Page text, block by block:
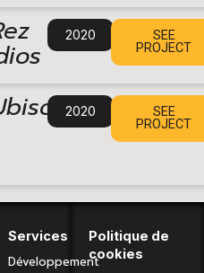
2020
SEE
PROJECT
2020
SEE
PROJECT
Services
Développement
Politique de
cookies